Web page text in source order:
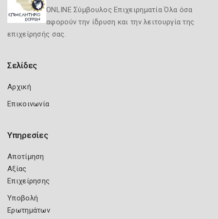
ONLINE Σύμβουλος Επιχειρηματία Όλα όσα
αφορούν την ίδρυση και την λειτουργία της
επιχείρησής σας.
Σελίδες
Αρχική
Επικοινωνία
Υπηρεσίες
Αποτίμηση
Αξίας
Επιχείρησης
Υποβολή
Ερωτημάτων